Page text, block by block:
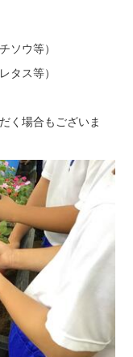
ソウ等）
タス等）
く場合もございま